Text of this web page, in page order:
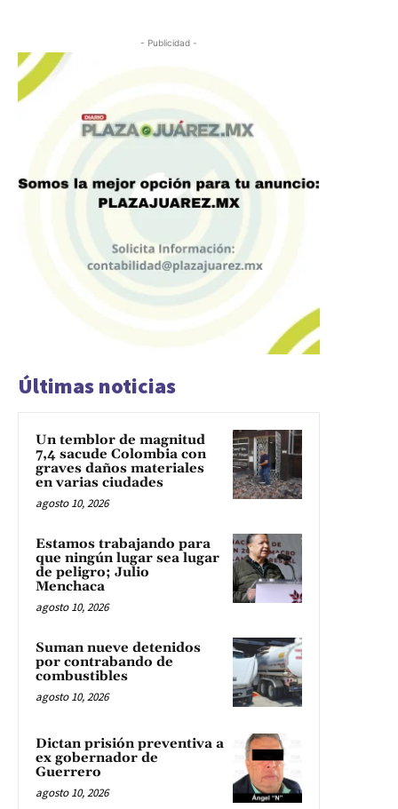
- Publicidad -
Últimas noticias
Un temblor de magnitud
7,4 sacude Colombia con
graves daños materiales
en varias ciudades
agosto 10, 2026
Estamos trabajando para
que ningún lugar sea lugar
de peligro; Julio
Menchaca
agosto 10, 2026
Suman nueve detenidos
por contrabando de
combustibles
agosto 10, 2026
Dictan prisión preventiva a
ex gobernador de
Guerrero
agosto 10, 2026